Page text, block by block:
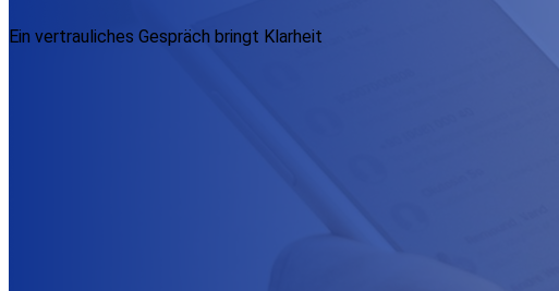
Ein vertrauliches Gespräch bringt Klarheit